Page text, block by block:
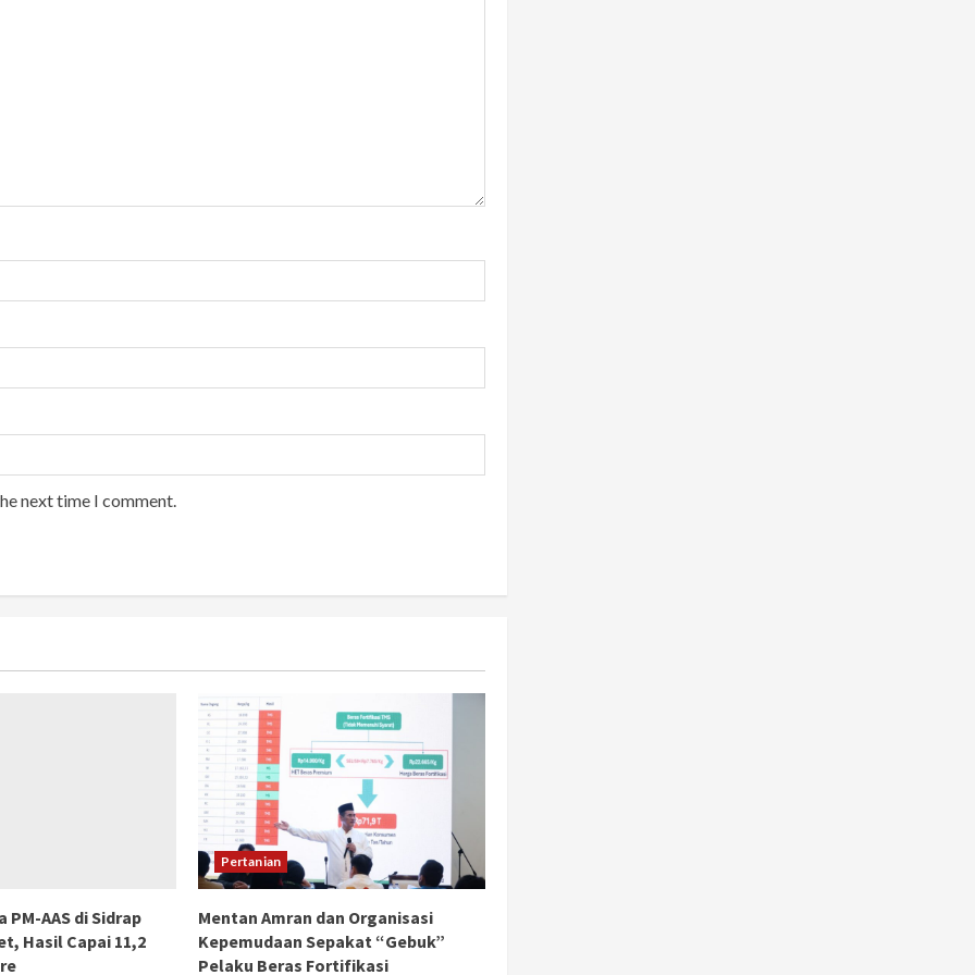
next time I comment.
PM-AAS di Sidrap
Hasil Capai 11,2
Pertanian
Mentan Amran dan Organisasi
Kepemudaan Sepakat “Gebuk”
Pelaku Beras Fortifikasi